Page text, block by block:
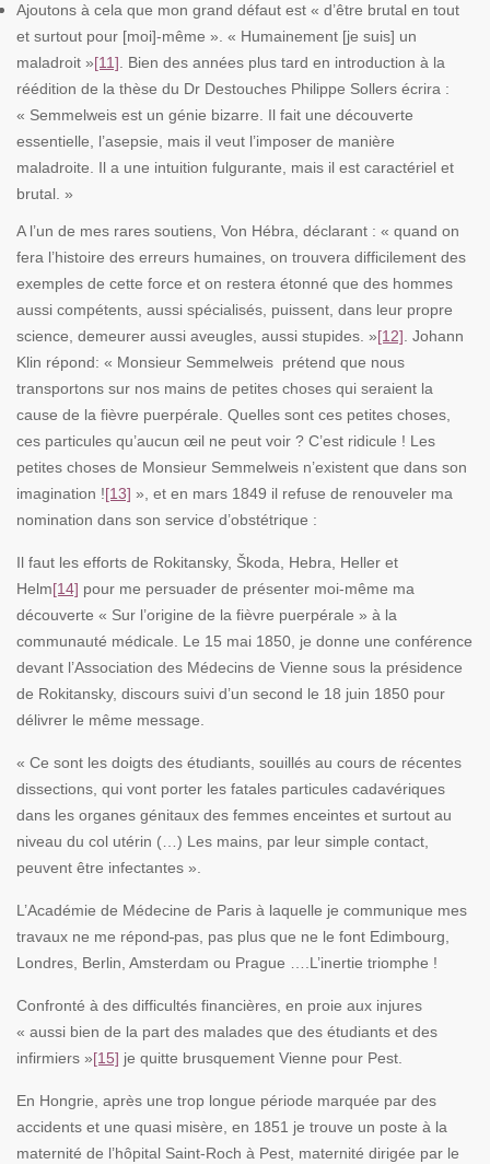
Ajoutons à cela que mon grand défaut est « d’être brutal en tout
et surtout pour [moi]-même ». « Humainement [je suis] un
maladroit »[11] . Bien des années plus tard en introduction à la
réédition de la thèse du Dr Destouches Philippe Sollers écrira :
« Semmelweis est un génie bizarre. Il fait une découverte
essentielle, l’asepsie, mais il veut l’imposer de manière
maladroite. Il a une intuition fulgurante, mais il est caractériel et
brutal. »
A l’un de mes rares soutiens, Von Hébra, déclarant : « quand on
fera l’histoire des erreurs humaines, on trouvera difficilement des
exemples de cette force et on restera étonné que des hommes
aussi compétents, aussi spécialisés, puissent, dans leur propre
science, demeurer aussi aveugles, aussi stupides. »[12] . Johann
Klin répond: « Monsieur Semmelweis prétend que nous
transportons sur nos mains de petites choses qui seraient la
cause de la fièvre puerpérale. Quelles sont ces petites choses,
ces particules qu’aucun œil ne peut voir ? C’est ridicule ! Les
petites choses de Monsieur Semmelweis n’existent que dans son
imagination ![13] », et en mars 1849 il refuse de renouveler ma
nomination dans son service d’obstétrique :
Il faut les efforts de Rokitansky, Škoda, Hebra, Heller et
Helm[14] pour me persuader de présenter moi-même ma
découverte « Sur l’origine de la fièvre puerpérale » à la
communauté médicale. Le 15 mai 1850, je donne une conférence
devant l’Association des Médecins de Vienne sous la présidence
de Rokitansky, discours suivi d’un second le 18 juin 1850 pour
délivrer le même message.
« Ce sont les doigts des étudiants, souillés au cours de récentes
dissections, qui vont porter les fatales particules cadavériques
dans les organes génitaux des femmes enceintes et surtout au
niveau du col utérin (…) Les mains, par leur simple contact,
peuvent être infectantes ».
L’Académie de Médecine de Paris à laquelle je communique mes
travaux ne me répond pas, pas plus que ne le font Edimbourg,
Londres, Berlin, Amsterdam ou Prague ….L’inertie triomphe !
Confronté à des difficultés financières, en proie aux injures
« aussi bien de la part des malades que des étudiants et des
infirmiers »[15] je quitte brusquement Vienne pour Pest.
En Hongrie, après une trop longue période marquée par des
accidents et une quasi misère, en 1851 je trouve un poste à la
maternité de l’hôpital Saint-Roch à Pest, maternité dirigée par le